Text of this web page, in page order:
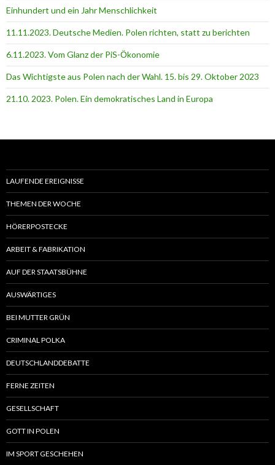
Einhundert und ein Jahr Menschlichkeit
11.11.2023. Deutsche Medien. Polen richten, statt zu berichten
6.11.2023. Vom Glanz der PiS-Ӧkonomie
Das Wichtigste aus Polen nach der Wahl. 15. bis 29. Oktober 2023
21.10. 2023. Polen. Ein demokratisches Land in Europa
LAUFENDE EREIGNISSE
THEMEN DER WOCHE
HÖRERPOSTECKE
ARBEIT & FABRIKATION
AUF DER STAATSBÜHNE
AUSWÄRTIGES
BEI MUTTER GRÜN
CRIMINAL POLKA
DEUTSCHLANDDEBATTE
FERNE ZEITEN
GESELLSCHAFT
GOTT IN POLEN
IM SPORT GESCHEHEN